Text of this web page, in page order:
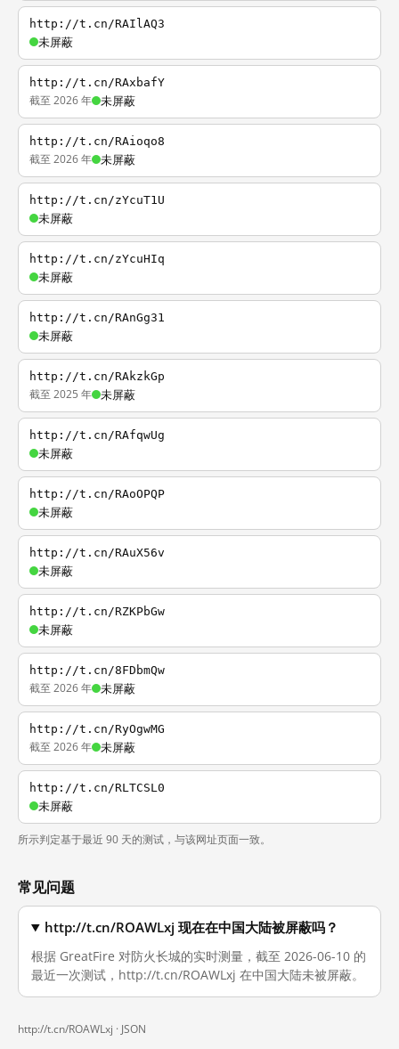
http://t.cn/RAIlAQ3
未屏蔽
http://t.cn/RAxbafY
截至 2026 年 未屏蔽
http://t.cn/RAioqo8
截至 2026 年 未屏蔽
http://t.cn/zYcuT1U
未屏蔽
http://t.cn/zYcuHIq
未屏蔽
http://t.cn/RAnGg31
未屏蔽
http://t.cn/RAkzkGp
截至 2025 年 未屏蔽
http://t.cn/RAfqwUg
未屏蔽
http://t.cn/RAoOPQP
未屏蔽
http://t.cn/RAuX56v
未屏蔽
http://t.cn/RZKPbGw
未屏蔽
http://t.cn/8FDbmQw
截至 2026 年 未屏蔽
http://t.cn/RyOgwMG
截至 2026 年 未屏蔽
http://t.cn/RLTCSL0
未屏蔽
所示判定基于最近 90 天的测试，与该网址页面一致。
常见问题
http://t.cn/ROAWLxj 现在在中国大陆被屏蔽吗？
根据 GreatFire 对防火长城的实时测量，截至 2026-06-10 的
最近一次测试，http://t.cn/ROAWLxj 在中国大陆未被屏蔽。
http://t.cn/ROAWLxj · JSON